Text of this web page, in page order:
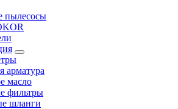
пылесосы
арматура
масло
фильтры
шланги